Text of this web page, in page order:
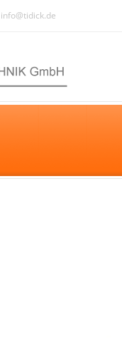
info@tidick.de